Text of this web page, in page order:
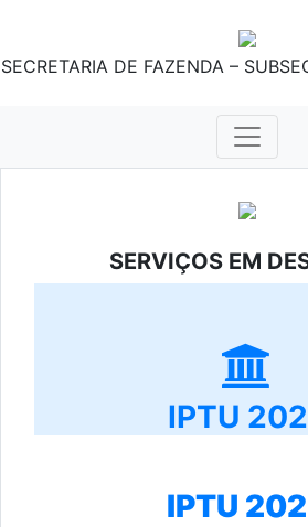
SECRETARIA DE FAZENDA –
SERVIÇOS EM
IPTU
IPTU